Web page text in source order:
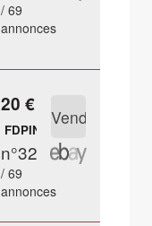
/ 69
annonces
20 €
FDPIN
n°32
/ 69
annonces